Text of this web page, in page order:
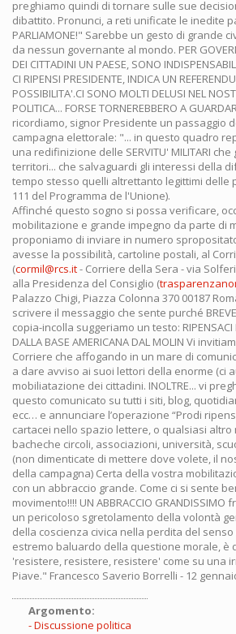
preghiamo quindi di tornare sulle sue
dibattito. Pronunci, a reti unificate le inedite
PARLIAMONE!" Sarebbe un gesto di grande
da nessun governante al mondo. PER
DEI CITTADINI UN PAESE, SONO
CI RIPENSI PRESIDENTE, INDICA UN
POSSIBILITA'.CI SONO MOLTI DELUSI NEL
POLITICA... FORSE TORNEREBBERO A
ricordiamo, signor Presidente un passaggio
campagna elettorale: "... in questo quadro
una redifinizione delle SERVITU' MILITARI
territori... che salvaguardi gli interessi della
tempo stesso quelli altrettanto legittimi delle
111 del Programma de l'Unione).
Affinché questo sogno si possa verificare,
mobilitazione e grande impegno da parte di
proponiamo di inviare in numero
avesse la possibilità, cartoline postali, al
(cormil@rcs.it- Corriere della Sera - via
alla Presidenza del Consiglio (
Palazzo Chigi, Piazza Colonna 370 00187
scrivere il messaggio che sente purché
copia-incolla suggeriamo un testo: RIPENSACI
DALLA BASE AMERICANA DAL MOLIN Vi
Corriere che affogando in un mare di
a dare avviso ai suoi lettori della enorme (ci
mobiliatazione dei cittadini. INOLTRE... vi
questo comunicato su tutti i siti, blog,
ecc… e annunciare l’operazione “Prodi
cartacei nello spazio lettere, o qualsiasi
bacheche circoli, associazioni, università,
(non dimenticate di mettere dove volete, il
della campagna) Certa della vostra
con un abbraccio grande. Come ci si sente
movimento!!!! UN ABBRACCIO
un pericoloso sgretolamento della volontà
della coscienza civica nella perdita del
estremo baluardo della questione morale, è
'resistere, resistere, resistere' come su una
Piave." Francesco Saverio Borrelli - 12
Argomento:
Discussione politica